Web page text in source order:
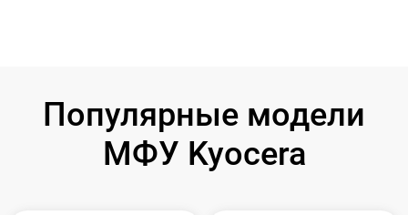
Популярные модели
МФУ Kyocera